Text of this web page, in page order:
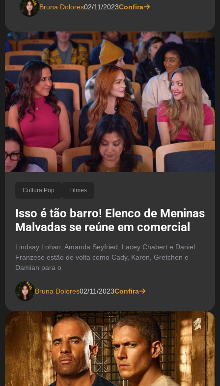
Bruna Dolores02/11/2023Confira
Cultura Pop Filmes
Isso é tão barro! Elenco de Meninas
Malvadas se reúne em comercial
Lindsay Lohan, Amanda Seyfried, Lacey Chabert e Daniel
Franzese estão de volta como Cady, Karen, Gretchen e
Damian para o
Bruna Dolores02/11/2023Confira